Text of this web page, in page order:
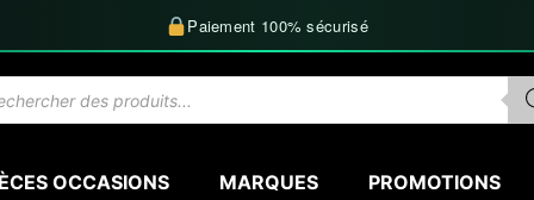
Paiement 100% sécurisé
OCCASIONS MARQUES PROMOTIONS